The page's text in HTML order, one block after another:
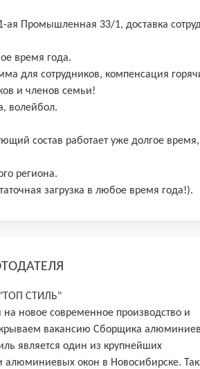
ая Промышленная 33/1, доставка
время года.
для сотрудников, компенсация
и членов семьи!
волейбол.
состав работает уже долгое
региона.
загрузка в любое время года!).
СТИЛЬ"
новое современное производство и
вакансию Сборщика
является один из крупнейших
алюминиевых окон в Новосибирске.